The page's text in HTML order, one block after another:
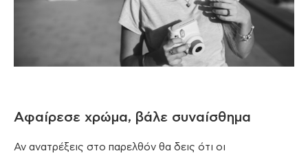
Αφαίρεσε χρώμα, βάλε συναίσθημα
Αν ανατρέξεις στο παρελθόν θα δεις ότι οι